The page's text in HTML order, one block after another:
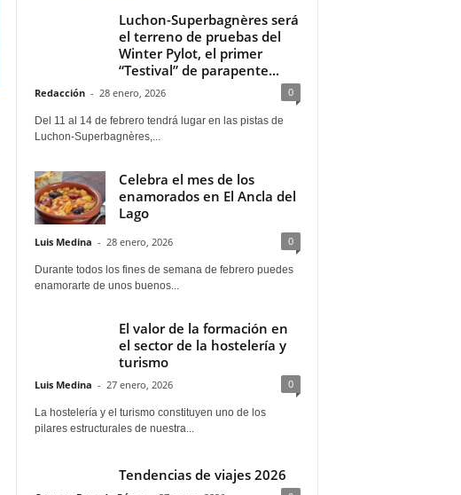
Luchon-Superbagnères será
el terreno de pruebas del
Winter Pylot, el primer
“Testival” de parapente...
Redacción - 28 enero, 2026 0
Del 11 al 14 de febrero tendrá lugar en las pistas de
Luchon-Superbagnères,...
Celebra el mes de los
enamorados en El Ancla del
Lago
Luis Medina - 28 enero, 2026 0
Durante todos los fines de semana de febrero puedes
enamorarte de unos buenos...
El valor de la formación en
el sector de la hostelería y
turismo
Luis Medina - 27 enero, 2026 0
La hostelería y el turismo constituyen uno de los
pilares estructurales de nuestra...
Tendencias de viajes 2026